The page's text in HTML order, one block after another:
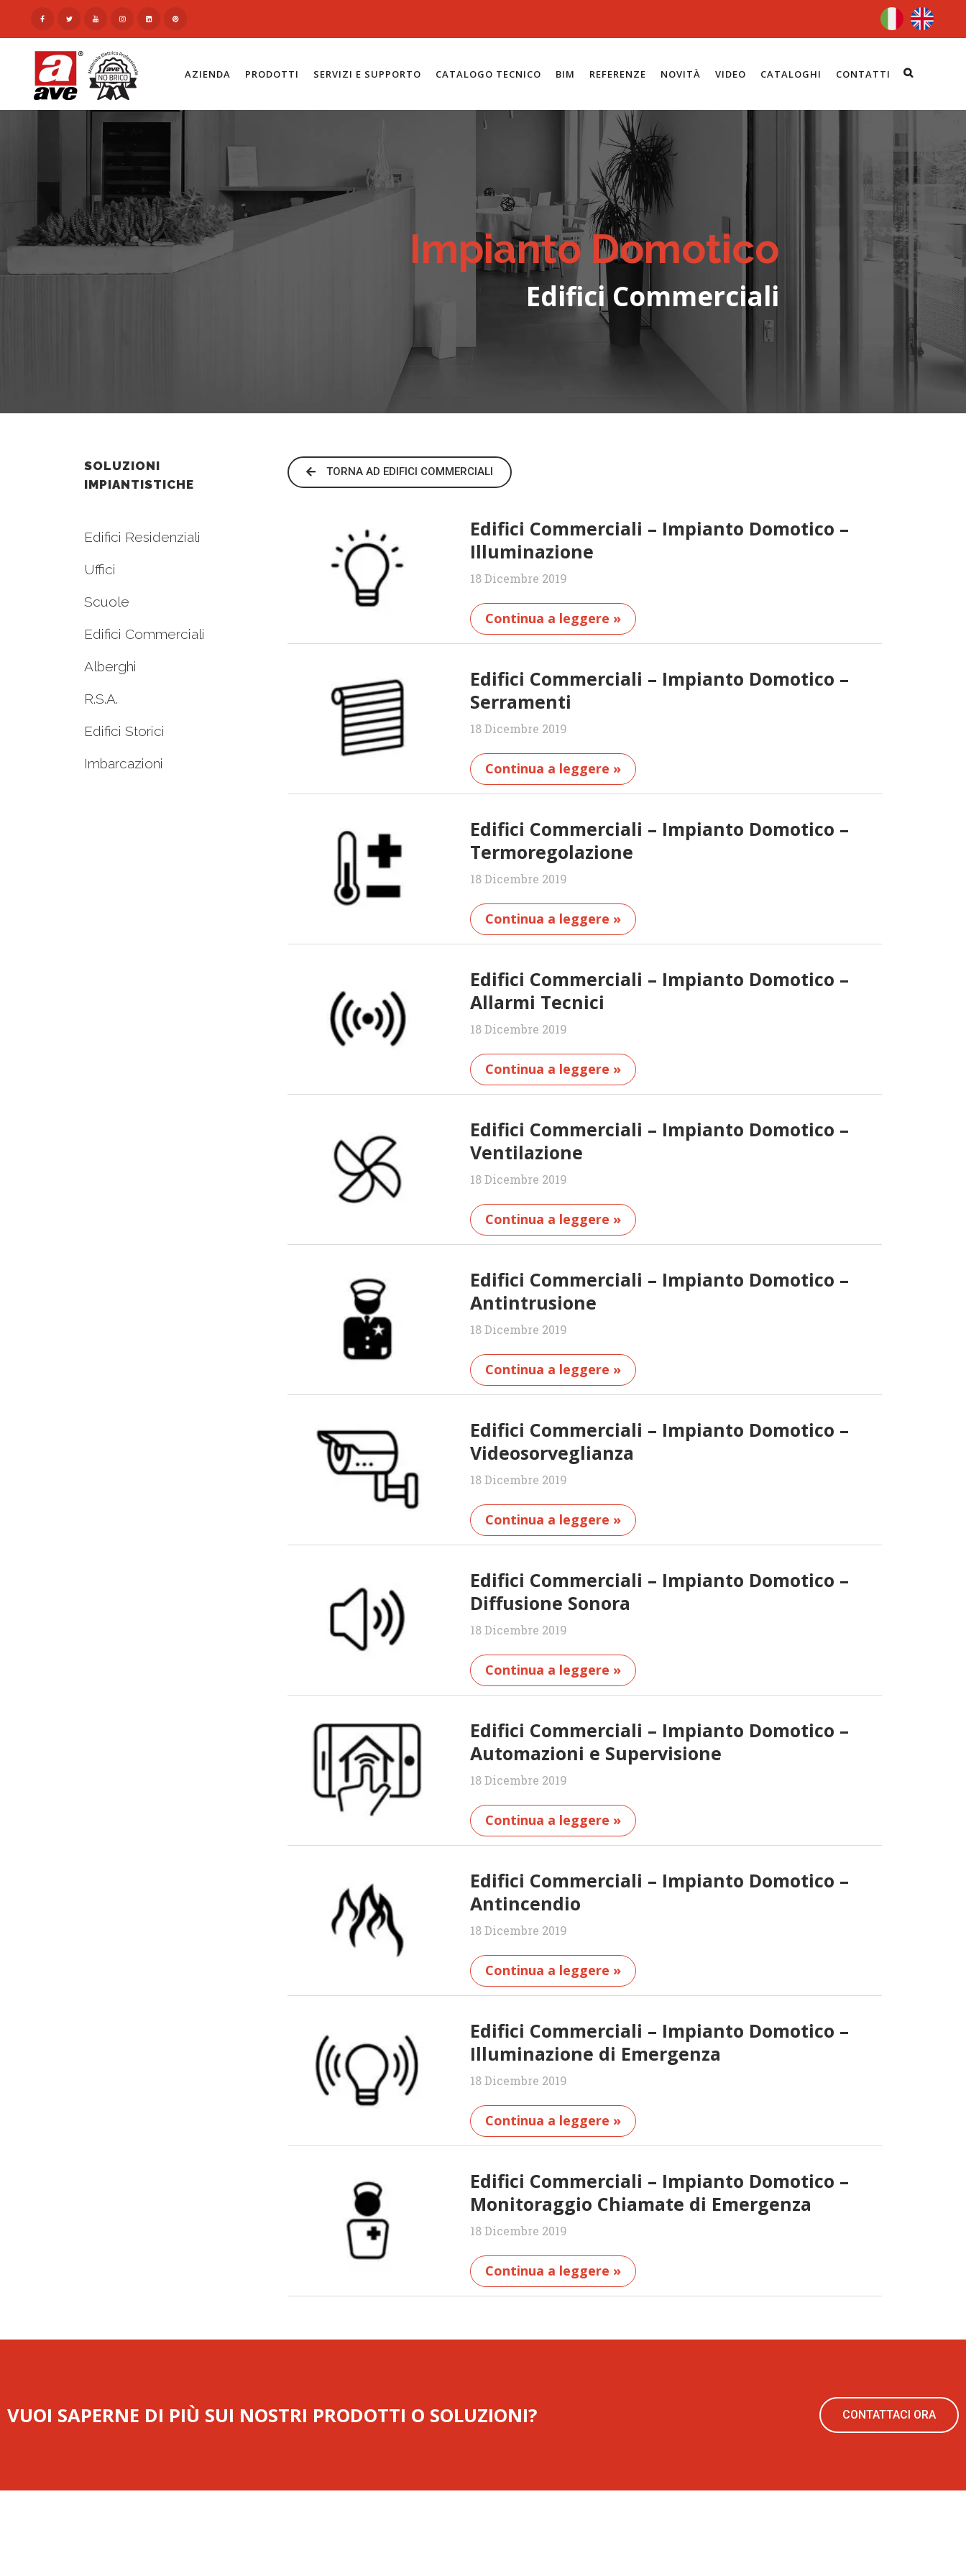
AZIENDA PRODOTTI SERVIZI E SUPPORTO CATALOGO TECNICO BIM REFERENZE NOVITÀ VIDEO CATALOGHI CONTATTI
Impianto Domotico
Edifici Commerciali
SOLUZIONI
IMPIANTISTICHE
Edifici Residenziali
Uffici
Scuole
Edifici Commerciali
Alberghi
R.S.A.
Edifici Storici
Imbarcazioni
TORNA AD EDIFICI COMMERCIALI
Edifici Commerciali – Impianto Domotico –
Illuminazione
18 Dicembre 2019
Continua a leggere »
Edifici Commerciali – Impianto Domotico –
Serramenti
18 Dicembre 2019
Continua a leggere »
Edifici Commerciali – Impianto Domotico –
Termoregolazione
18 Dicembre 2019
Continua a leggere »
Edifici Commerciali – Impianto Domotico –
Allarmi Tecnici
18 Dicembre 2019
Continua a leggere »
Edifici Commerciali – Impianto Domotico –
Ventilazione
18 Dicembre 2019
Continua a leggere »
Edifici Commerciali – Impianto Domotico –
Antintrusione
18 Dicembre 2019
Continua a leggere »
Edifici Commerciali – Impianto Domotico –
Videosorveglianza
18 Dicembre 2019
Continua a leggere »
Edifici Commerciali – Impianto Domotico –
Diffusione Sonora
18 Dicembre 2019
Continua a leggere »
Edifici Commerciali – Impianto Domotico –
Automazioni e Supervisione
18 Dicembre 2019
Continua a leggere »
Edifici Commerciali – Impianto Domotico –
Antincendio
18 Dicembre 2019
Continua a leggere »
Edifici Commerciali – Impianto Domotico –
Illuminazione di Emergenza
18 Dicembre 2019
Continua a leggere »
Edifici Commerciali – Impianto Domotico –
Monitoraggio Chiamate di Emergenza
18 Dicembre 2019
Continua a leggere »
VUOI SAPERNE DI PIÙ SUI NOSTRI PRODOTTI O SOLUZIONI? CONTATTACI ORA